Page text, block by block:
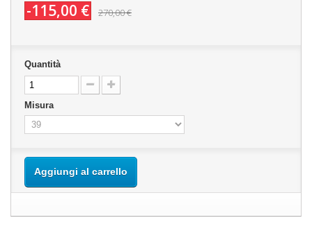
-115,00 € 270,00 €
Quantità
Misura
Aggiungi al carrello